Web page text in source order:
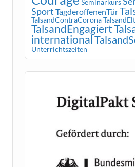
Seminarkurs
Sport TagderoffenenTür
TalsandContraCorona
TalsandEngagiert
international
Unterrichtszeiten